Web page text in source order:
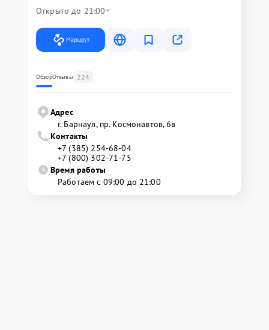
Открыто до 21:00
Маршрут
ОбзорОтзывы 224
Адрес
г. Барнаул, ​пр. Космонавтов, 6в
Контакты
+7 (385) 254-68-04
+7 (800) 302-71-75
Время работы
Работаем с 09:00 до 21:00